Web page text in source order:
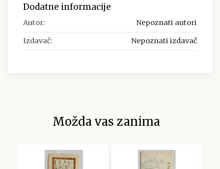
Dodatne informacije
Autor: Nepoznati autori
Izdavač: Nepoznati izdavač
Možda vas zanima